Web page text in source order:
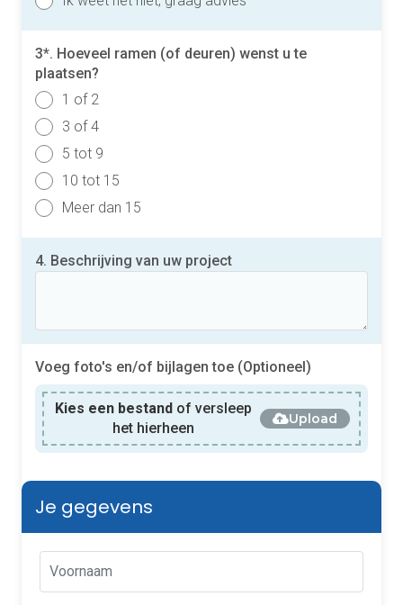
3*. Hoeveel ramen (of deuren) wenst u te
plaatsen?
1 of 2
3 of 4
5 tot 9
10 tot 15
Meer dan 15
4. Beschrijving van uw project
Voeg foto's en/of bijlagen toe (Optioneel)
Kies een bestand of versleep
het hierheen
Upload
Je gegevens